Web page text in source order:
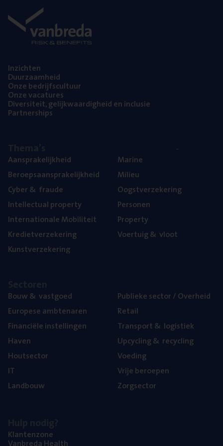
Inzich­ten
Duur­zaam­heid
Onze bedrijfs­cul­tuur
Onze vaca­tu­res
Diver­si­teit, gelijk­waar­dig­heid en inclusie
Part­ner­ships
Aan­spra­ke­lijk­heid
Beroeps­aan­spra­ke­lijk­heid
Cyber& fraude
Intel­lec­tu­al property
Inter­na­ti­o­na­le Mobiliteit
Kre­diet­ver­ze­ke­ring
Kunst­ver­ze­ke­ring
Mari­ne
Mili­eu
Oogst­ver­ze­ke­ring
Per­so­nen
Pro­per­ty
Voer­tuig& vloot
Bouw& vastgoed
Euro­pe­se ambtenaren
Finan­ci­ë­le instellingen
Haven
Hout­sec­tor
IT
Land­bouw
Publie­ke sec­tor / Overheid
Retail
Trans­port& logistiek
Upcy­cling& recycling
Voe­ding
Vrije beroe­pen
Zorg­sec­tor
Klan­ten­zo­ne
Van­b­re­da Health